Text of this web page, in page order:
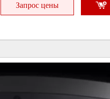
Запрос цены